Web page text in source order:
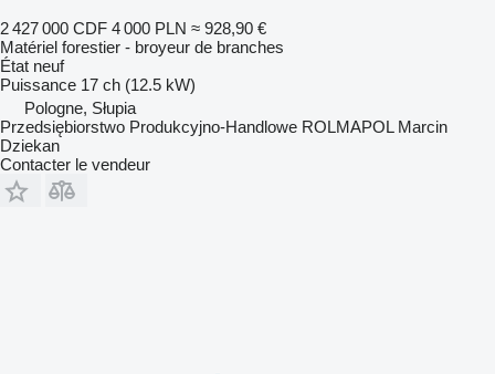
2 427 000 CDF 4 000 PLN ≈ 928,90 €
Matériel forestier - broyeur de branches
État neuf
Puissance 17 ch (12.5 kW)
Pologne, Słupia
Przedsiębiorstwo Produkcyjno-Handlowe ROLMAPOL Marcin
Dziekan
Contacter le vendeur